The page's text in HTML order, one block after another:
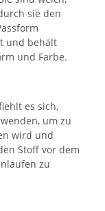
sie den
und behält
und Farbe.
es sich,
um zu
wird und
Stoff vor dem
zu